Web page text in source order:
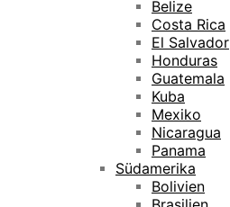
Belize
Costa Rica
El Salvador
Honduras
Guatemala
Kuba
Mexiko
Nicaragua
Panama
Südamerika
Bolivien